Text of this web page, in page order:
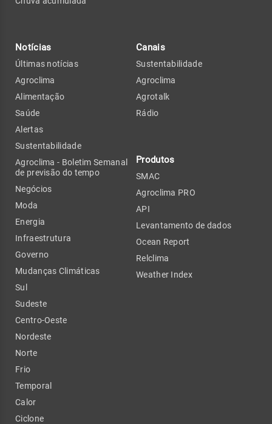
Notícias
Últimas notícias
Agroclima
Alimentação
Saúde
Alertas
Sustentabilidade
Agroclima - Boletim Semanal
de previsão do tempo
Negócios
Moda
Energia
Infraestrutura
Governo
Mudanças Climáticas
Sul
Sudeste
Centro-Oeste
Nordeste
Norte
Frio
Temporal
Calor
Ciclone
Canais
Sustentabilidade
Agroclima
Agrotalk
Rádio
Produtos
SMAC
Agroclima PRO
API
Levantamento de dados
Ocean Report
Relclima
Weather Index